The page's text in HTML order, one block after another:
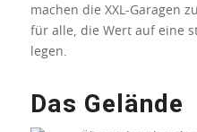
machen die XXL-Garagen
für alle, die Wert auf eine
legen.
Das Gelände